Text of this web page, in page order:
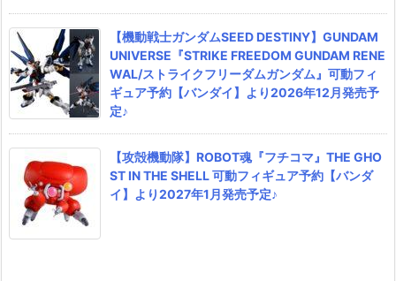
【機動戦士ガンダムSEED DESTINY】GUNDAM
UNIVERSE『STRIKE FREEDOM GUNDAM RENE
WAL/ストライクフリーダムガンダム』可動フィ
ギュア予約【バンダイ】より2026年12月発売予
定♪
【攻殻機動隊】ROBOT魂『フチコマ』THE GHO
ST IN THE SHELL 可動フィギュア予約【バンダ
イ】より2027年1月発売予定♪